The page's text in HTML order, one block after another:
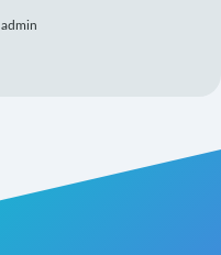
admin